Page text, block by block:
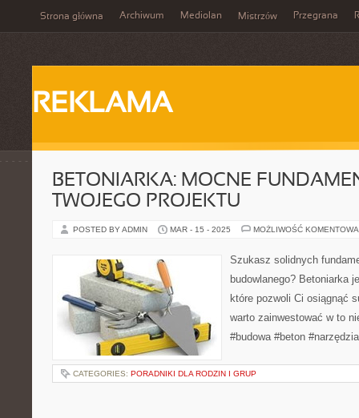
Strona główna Archiwum Mediolan Mistrzów Przegrana
REKLAMA
BETONIARKA: MOCNE
TWOJEGO PROJEKTU
POSTED BY ADMIN MAR - 15 - 2025 MOŻLIWOŚĆ
Szukasz solidnych
budowlanego? Betoniarka
które pozwoli Ci osiągnąć
warto zainwestować w to
#budowa #beton #narzędzia
CATEGORIES: PORADNIKI DLA RODZIN I GRUP